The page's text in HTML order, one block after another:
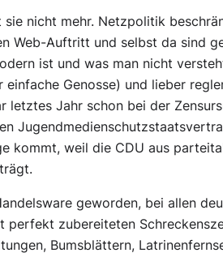
nicht mehr. Netzpolitik
Web-Auftritt und selbst da sind
ist und was man nicht
Genosse) und lieber
letztes Jahr schon bei der
kommt, weil die CDU aus
geworden, bei allen
zubereiteten
Bumsblättern,